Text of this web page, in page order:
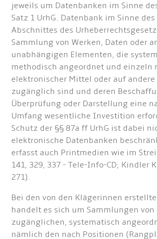
jeweils um Datenbanken im Sinne
Satz 1 UrhG. Datenbank im Sinne des
Abschnittes des
Sammlung von Werken, Daten oder
unabhängigen Elementen, die
methodisch angeordnet und einzeln
elektronischer Mittel oder auf andere
zugänglich sind und deren
Überprüfung oder Darstellung eine
Umfang wesentliche Investition
Schutz der §§ 87a ff UrhG ist dabei
elektronische Datenbanken
erfasst auch Printmedien wie im
141, 329, 337 - Tele-Info-CD; Kindler
271).
Bei den von den Klägerinnen
handelt es sich um Sammlungen von
zugänglichen, systematisch
nämlich den nach Positionen